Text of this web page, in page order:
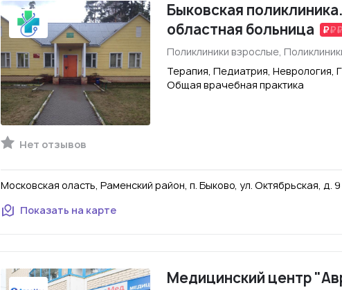
Быковская
областная больница
Поликлиники взрослые,
Терапия, Педиатрия, Неврология,
Общая врачебная практика
Нет отзывов
Московская оласть, Раменский район, п. Быково, ул. Октябрьская, д. 9
Показать на карте
Медицинский центр